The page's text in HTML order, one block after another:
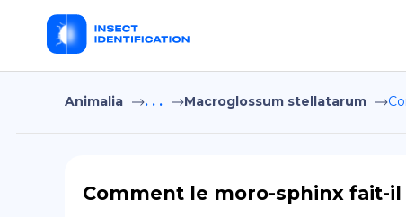
Animalia . . . Macroglossum stellatarum
Comment le moro-sphinx fait-il